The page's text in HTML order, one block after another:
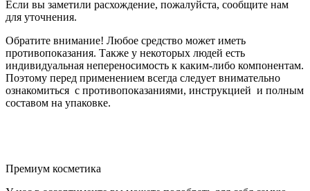
Если вы заметили расхождение, пожалуйста, сообщите нам
для уточнения.
Обратите внимание! Любое средство может иметь
противопоказания. Также у некоторых людей есть
индивидуальная непереносимость к каким-либо компонентам.
Поэтому перед применением всегда следует внимательно
ознакомиться с противопоказаниями, инструкцией и полным
составом на упаковке.
Премиум косметика